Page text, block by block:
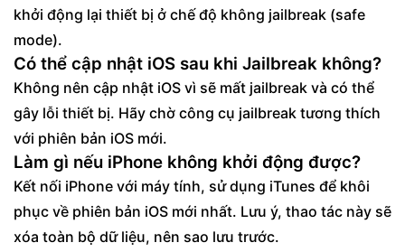
khởi động lại thiết bị ở chế độ không jailbreak (safe
mode).
Có thể cập nhật iOS sau khi Jailbreak không?
Không nên cập nhật iOS vì sẽ mất jailbreak và có thể
gây lỗi thiết bị. Hãy chờ công cụ jailbreak tương thích
với phiên bản iOS mới.
Làm gì nếu iPhone không khởi động được?
Kết nối iPhone với máy tính, sử dụng iTunes để khôi
phục về phiên bản iOS mới nhất. Lưu ý, thao tác này sẽ
xóa toàn bộ dữ liệu, nên sao lưu trước.